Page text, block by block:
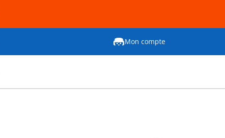
Mon compte